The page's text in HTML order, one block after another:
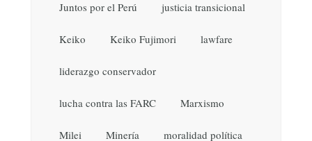
Juntos por el Perú justicia transicional
Keiko Keiko Fujimori lawfare
liderazgo conservador
lucha contra las FARC Marxismo
Milei Minería moralidad política